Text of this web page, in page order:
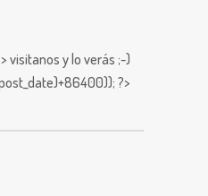
visitanos y lo verás ;-)
?>